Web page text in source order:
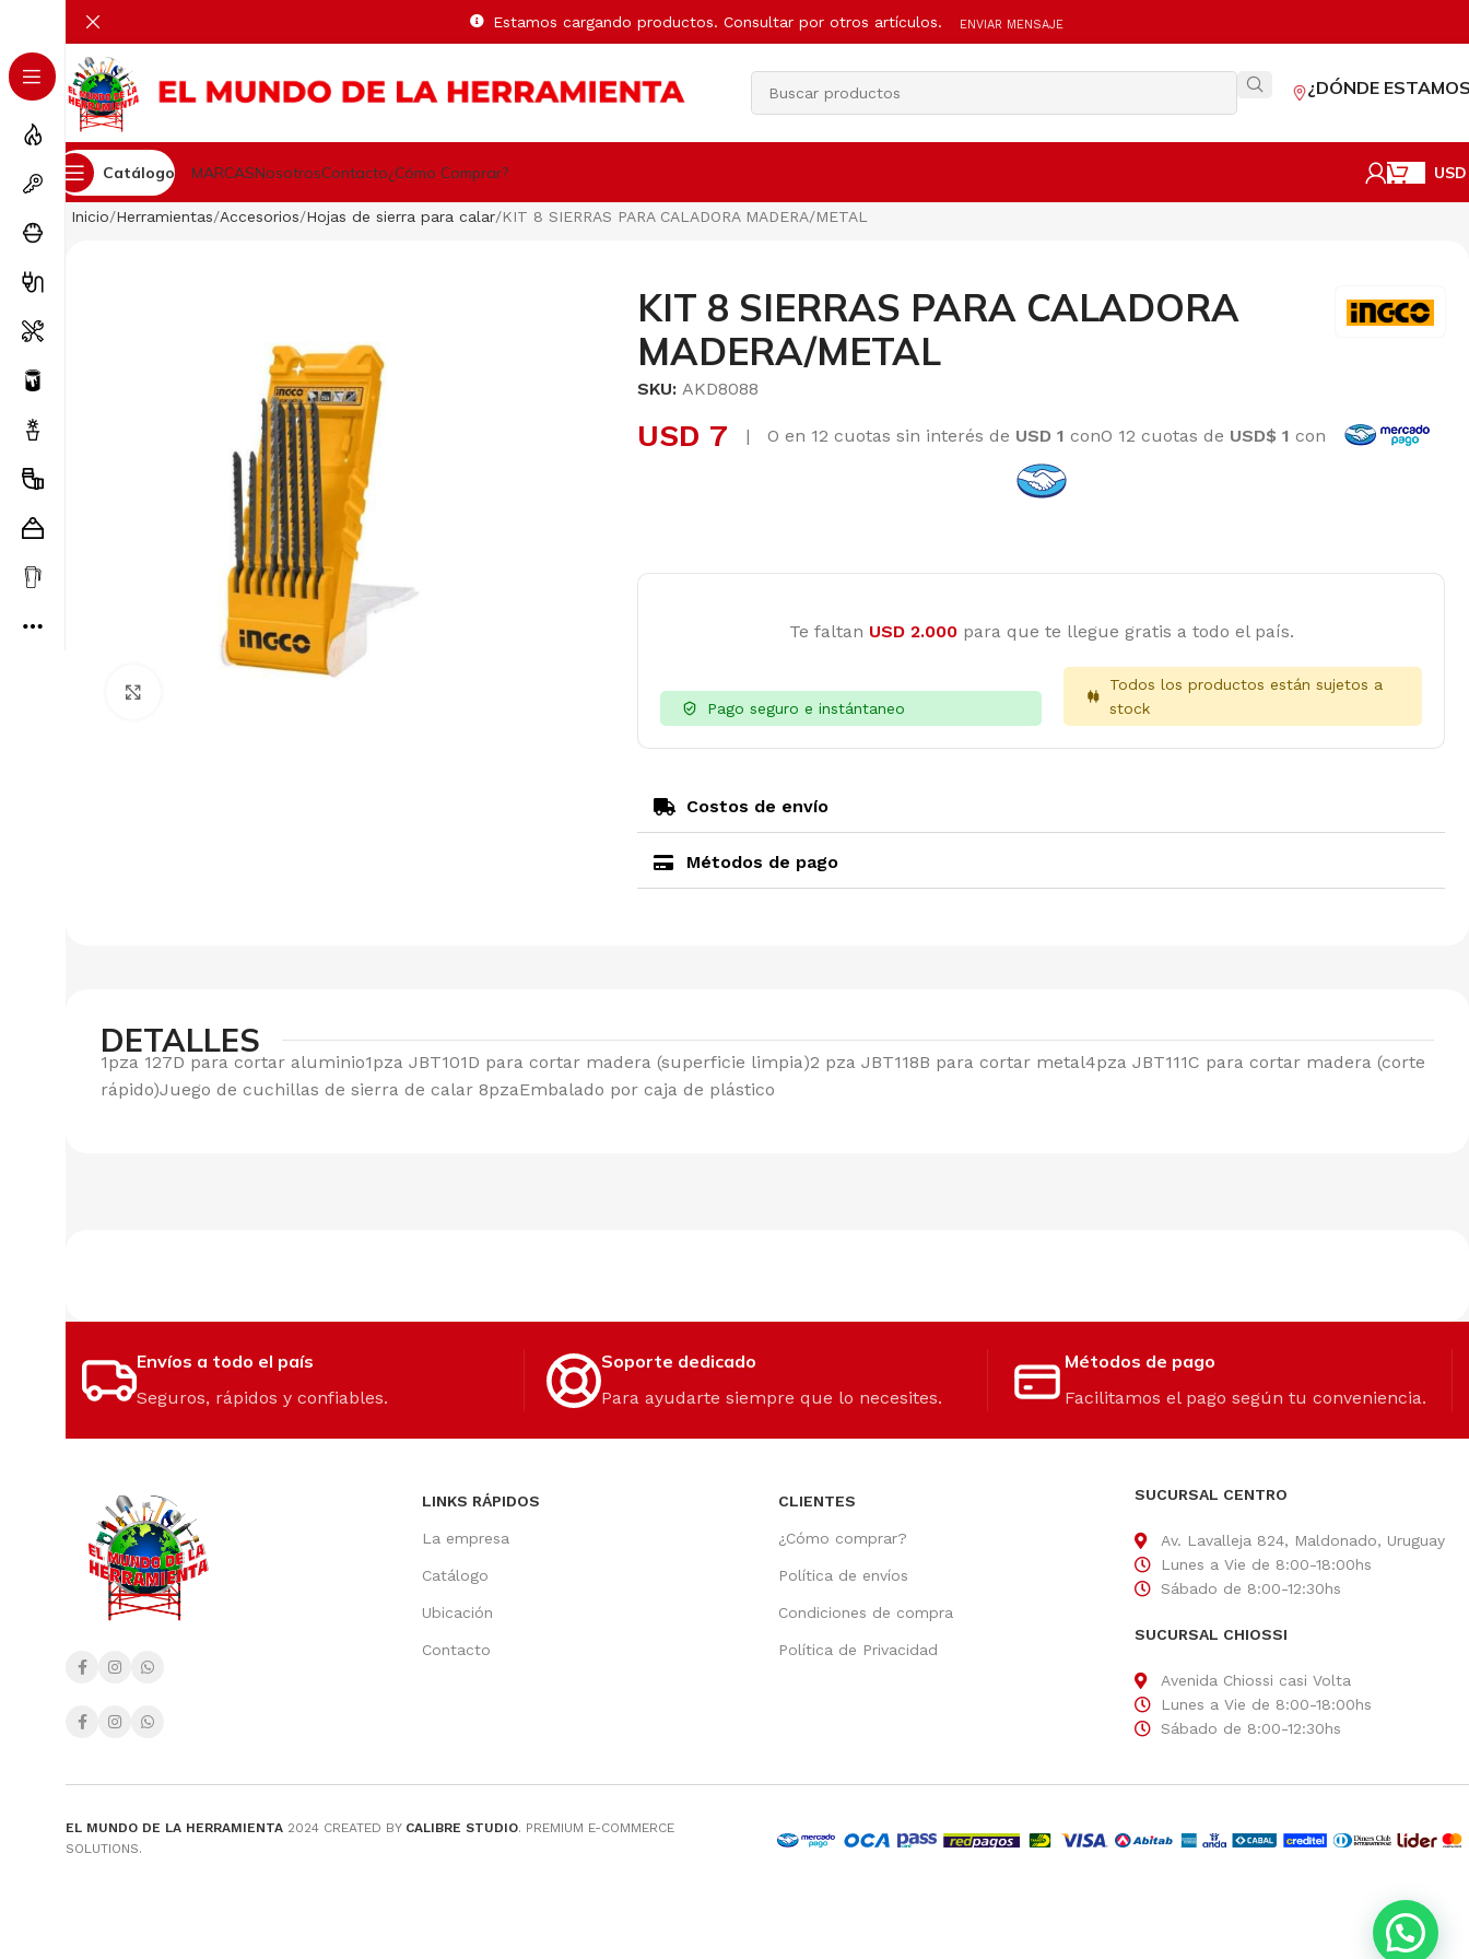
¿DÓNDE
Catálogo MARCASNosotrosContacto¿Cómo Comprar? USD
Inicio Herramientas Accesorios Hojas de sierra para calar KIT 8 SIERRAS PARA CALADORA MADERA/METAL
KIT 8 SIERRAS PARA CALADORA
MADERA/METAL
SKU: AKD8088
USD 7 | O en 12 cuotas sin interés de USD 1 conO 12 cuotas de USD$ 1 con
Te faltan USD2.000para que te llegue gratis a todo el país.
Pago seguro e instántaneo
Todos los productos están sujetos a
stock
Costos de envío
Métodos de pago
DETALLES
1pza 127D para cortar aluminio1pza JBT101D para cortar madera (superficie limpia)2 pza JBT118B para cortar metal4pza JBT111C para cortar madera (corte
rápido)Juego de cuchillas de sierra de calar 8pzaEmbalado por caja de plástico
Envíos a todo el país
Seguros, rápidos y confiables.
Soporte dedicado
Para ayudarte siempre que lo necesites.
Métodos de pago
Facilitamos el pago según tu conveniencia.
LINKS RÁPIDOS
La empresa
Catálogo
Ubicación
Contacto
CLIENTES
¿Cómo comprar?
Política de envíos
Condiciones de compra
Política de Privacidad
SUCURSAL CENTRO
Av. Lavalleja 824, Maldonado, Uruguay
Lunes a Vie de 8:00-18:00hs
Sábado de 8:00-12:30hs
SUCURSAL CHIOSSI
Avenida Chiossi casi Volta
Lunes a Vie de 8:00-18:00hs
Sábado de 8:00-12:30hs
EL MUNDO DE LA HERRAMIENTA 2024 CREATED BY CALIBRE STUDIO. PREMIUM E-COMMERCE
SOLUTIONS.
Estamos cargando productos. Consultar por otros artículos. ENVIAR MENSAJE